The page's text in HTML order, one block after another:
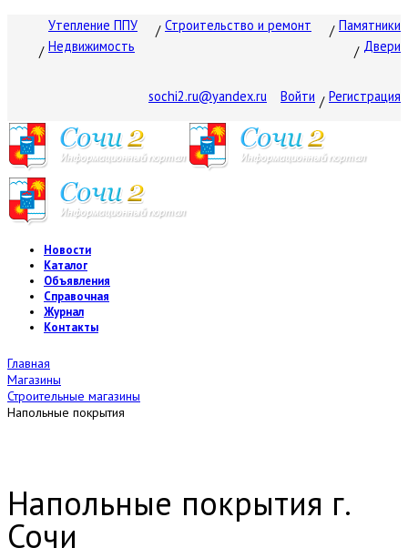
Утепление ППУ Строительство и ремонт
Памятники
Недвижимость
Двери
sochi2.ru@yandex.ru Войти Регистрация
Новости
Каталог
Объявления
Справочная
Журнал
Контакты
Главная
Магазины
Строительные магазины
Напольные покрытия
Напольные покрытия г.
Сочи